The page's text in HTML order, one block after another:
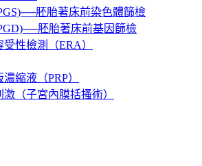
胚胎著床前染色體篩檢
胚胎著床前基因篩檢
性檢測（ERA）
縮液（PRP）
（子宮內膜括搔術）